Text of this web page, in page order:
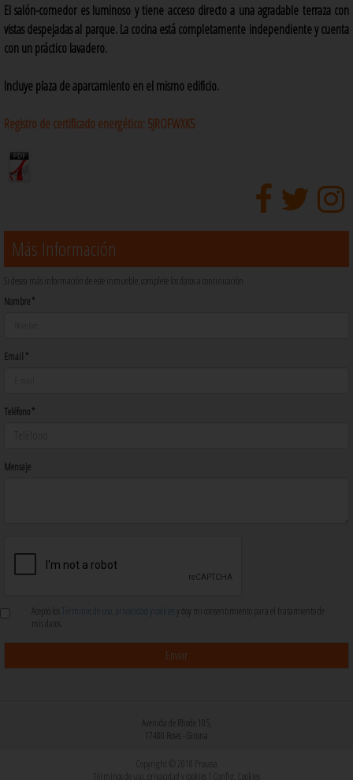
El salón-comedor es luminoso y tiene acceso directo a una agradable terraza con
vistas despejadas al parque. La cocina está completamente independiente y cuenta
con un práctico lavadero.
Incluye plaza de aparcamiento en el mismo edificio.
Registro de certificado energético: 5JROFWXK5
Más Información
Si desea más información de este inmueble, complete los datos a continuación
Nombre *
Email *
Teléfono *
Mensaje
Acepto los Términos de uso, privacidad y cookies y doy mi consentimiento para el tratamiento de
mis datos.
Avenida de Rhode 105,
17480 Roses - Girona
Copyright © 2018 Procasa
Términos de uso, privacidad y cookies
Config. Cookies